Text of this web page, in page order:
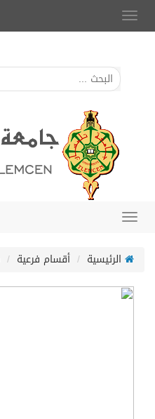
Toggle
navigation
Toggle
الرئيسية
أقسام فرعية